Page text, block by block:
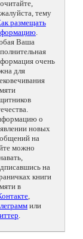
тему
размещать
.
Ваша
очень
для
о
новых
на
можно
на
книги
в
,
или
.